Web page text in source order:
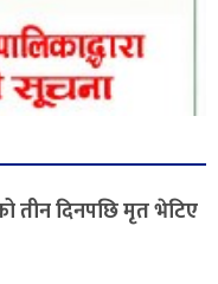
तीन दिनपछि मृत भेटिए